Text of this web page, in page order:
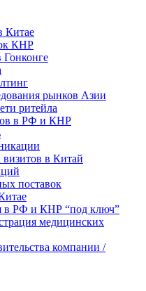
Китае
КНР
рынков Азии
ритейла
в РФ и КНР
в Китай
поставок
в РФ и КНР “под ключ”
медицинских
компании /